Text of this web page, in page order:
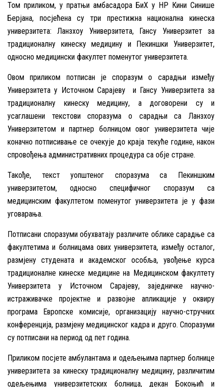
Том приликом, у пратњи амбасадора БиХ у НР Кини Синише
Берјана, посјећена су три престижна национална кинеска
универзитета: Ланзхоу Универзитета, Гансу Универзитет за
традиционалну кинеску медицину и Пекиншки Универзитет,
односно медицински факултет поменутог универзитета.
Овом приликом потписан је споразум о сарадњи између
Универзитета у Источном Сарајеву и Гансу Универзитета за
традиционалну кинеску медицину, а договорени су и
усаглашени текстови споразума о сарадњи са Ланзхоу
Универзитетом и партнер болницом овог универзитета чије
коначно потписивање се очекује до краја текуће године, након
спровођења административних процедура са обје стране.
Такође, текст уопштеног споразума са Пекиншким
универзитетом, односно специфичног споразум са
медицинским факултетом поменутог универзитета је у фази
уговарања.
Потписани споразуми обухватају различите облике сарадње са
факултетима и болницама ових универзитета, између осталог,
размјену студената и академског особља, увођење курса
традиционалне кинеске медицине на Медицинском факултету
Универзитета у Источном Сарајеву, заједничке научно-
истраживачке пројектне и развојне апликације у оквиру
програма Европске комисије, организацију научно-стручних
конференција, размјену медицинског кадра и друго. Споразуми
су потписани на период од пет година.
Приликом посјете амбулантама и одељењима партнер болнице
универзитета за кинеску традиционалну медицину, различитим
одељењима универзитетских болница, декан Бокоњић и